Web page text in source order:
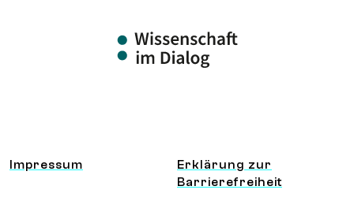
Information und Service
Impressum
Erklärung zur
Barrierefreiheit